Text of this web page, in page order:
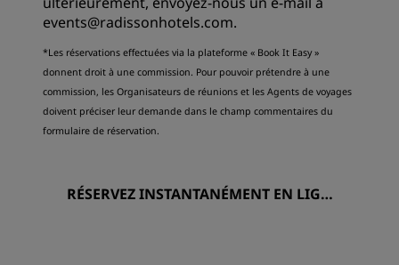
events@radissonhotels.com.
*Les réservations effectuées via la plateforme « Book It Easy »
donnent droit à une commission. Pour pouvoir prétendre à une
commission, les Organisateurs de réunions et les Agents de voyages
doivent préciser leur demande dans le champ commentaires du
formulaire de réservation.
RÉSERVEZ INSTANTANÉMENT EN LIGN